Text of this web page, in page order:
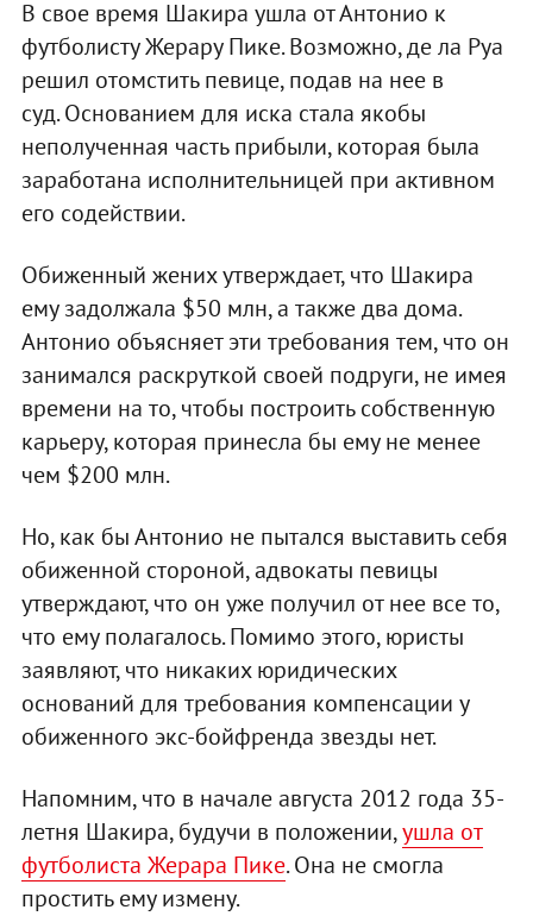
В свое время Шакира ушла от Антонио к
футболисту Жерару Пике. Возможно, де ла Руа
решил отомстить певице, подав на нее в
суд. Основанием для иска стала якобы
неполученная часть прибыли, которая была
заработана исполнительницей при активном
его содействии.
Обиженный жених утверждает, что Шакира
ему задолжала $50 млн, а также два дома.
Антонио объясняет эти требования тем, что он
занимался раскруткой своей подруги, не имея
времени на то, чтобы построить собственную
карьеру, которая принесла бы ему не менее
чем $200 млн.
Но, как бы Антонио не пытался выставить себя
обиженной стороной, адвокаты певицы
утверждают, что он уже получил от нее все то,
что ему полагалось. Помимо этого, юристы
заявляют, что никаких юридических
оснований для требования компенсации у
обиженного экс-бойфренда звезды нет.
Напомним, что в начале августа 2012 года 35-
летня Шакира, будучи в положении,ушла от
футболиста Жерара Пике. Она не смогла
простить ему измену.